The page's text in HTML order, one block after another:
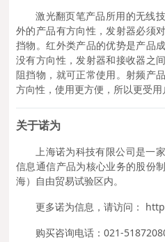
激光翻页笔产品所用的无线
外的产品有方向性，发射器必须
挡物。红外类产品的优势是产品
没有方向性，发射器和接收器之
阻挡物，就可正常使用。射频产
方向性，使用更方便，所以更受用
关于诺为
上海诺为科技有限公司是一
信息通信产品为核心业务的股份
海）自由贸易试验区内。
更多诺为信息，请访问：
购买咨询电话：021-51872080